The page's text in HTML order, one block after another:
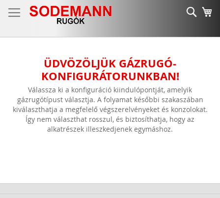
a
ÜDVÖZÖLJÜK GÁZRUGÓ-
KONFIGURÁTORUNKBAN!
Válassza ki a konfiguráció kiindulópontját, amelyik
gázrugótípust választja. A folyamat későbbi szakaszában
kiválaszthatja a megfelelő végszerelvényeket és konzolokat.
Így nem választhat rosszul, és biztosíthatja, hogy az
alkatrészek illeszkedjenek egymáshoz.